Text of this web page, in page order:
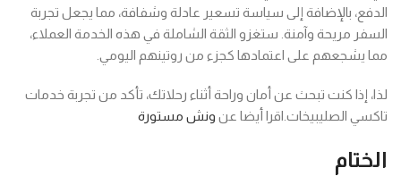
الدفع، بالإضافة إلى سياسة تسعير عادلة وشفافة، مما يجعل تجربة
السفر مريحة وآمنة. ستغزو الثقة الشاملة في هذه الخدمة العملاء،
مما يشجعهم على اعتمادها كجزء من روتينهم اليومي.
لذا، إذا كنت تبحث عن أمان وراحة أثناء رحلاتك، تأكد من تجربة خدمات
تاكسي الصليبيخات.اقرا أيضا عن ونش مستورة
الختام